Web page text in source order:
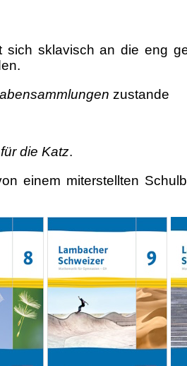
sich sklavisch an die eng
zustande
für die Katz.
einem miterstellten